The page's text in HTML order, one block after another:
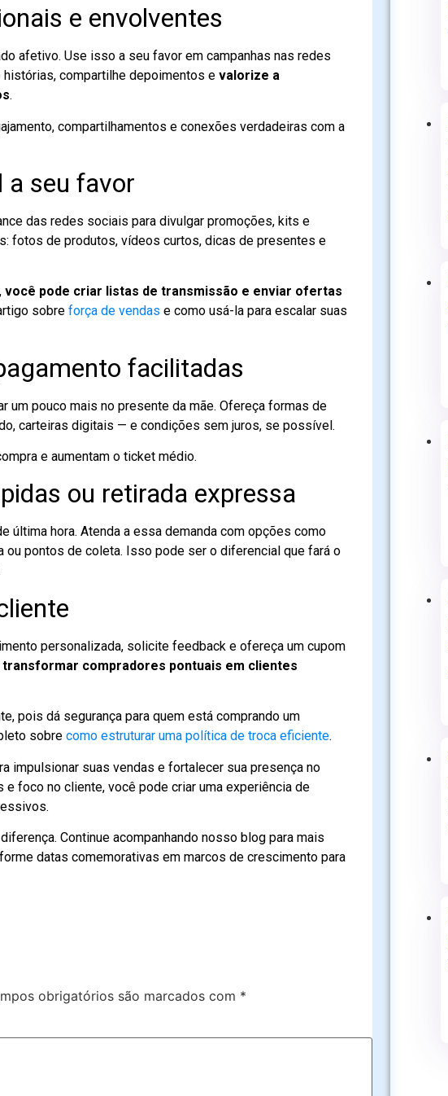
e envolventes
afetivo. Use isso a seu favor em campanhas nas redes
compartilhe depoimentos e valorize a
.
compartilhamentos e conexões verdadeiras com a
a seu favor
das redes sociais para divulgar promoções, kits e
fotos de produtos, vídeos curtos, dicas de presentes e
você pode criar listas de transmissão e enviar ofertas
sobre força de vendas e como usá-la para escalar suas
facilitadas
um pouco mais no presente da mãe. Ofereça formas de
carteiras digitais — e condições sem juros, se possível.
e aumentam o ticket médio.
ou retirada expressa
última hora. Atenda a essa demanda com opções como
ou pontos de coleta. Isso pode ser o diferencial que fará o
personalizada, solicite feedback e ofereça um cupom
transformar compradores pontuais em clientes
pois dá segurança para quem está comprando um
sobre como estruturar uma política de troca eficiente.
impulsionar suas vendas e fortalecer sua presença no
e foco no cliente, você pode criar uma experiência de
Continue acompanhando nosso blog para mais
datas comemorativas em marcos de crescimento para
obrigatórios são marcados com *